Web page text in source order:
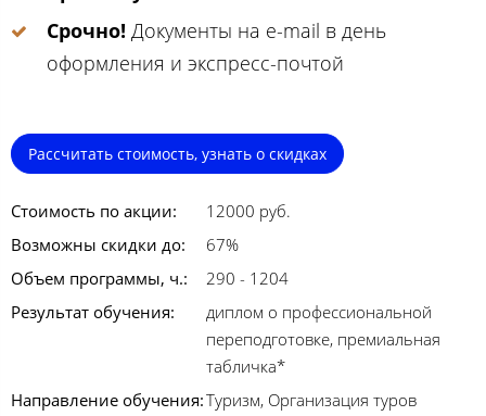
Срочно! Документы на e-mail в день
оформления и экспресс-почтой
Рассчитать стоимость, узнать о скидках
Стоимость по акции:
12000 руб.
Возможны скидки до:
67%
Объем программы, ч.:
290 - 1204
Результат обучения:
диплом о профессиональной
переподготовке, премиальная
табличка*
Направление обучения:Туризм, Организация туров